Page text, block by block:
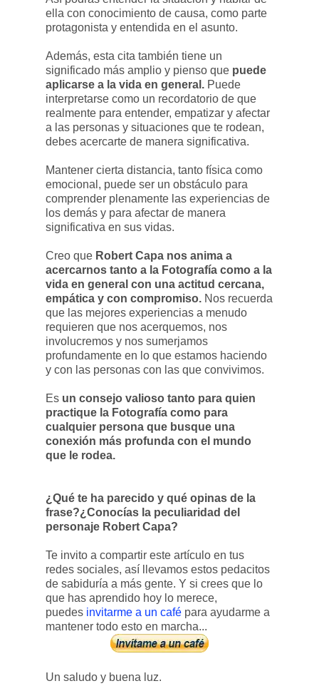
ella con conocimiento de causa, como parte
protagonista y entendida en el asunto.
Además, esta cita también tiene un
significado más amplio y pienso que puede
aplicarse a la vida en general. Puede
interpretarse como un recordatorio de que
realmente para entender, empatizar y afectar
a las personas y situaciones que te rodean,
debes acercarte de manera significativa.
Mantener cierta distancia, tanto física como
emocional, puede ser un obstáculo para
comprender plenamente las experiencias de
los demás y para afectar de manera
significativa en sus vidas.
Creo que Robert Capa nos anima a
acercarnos tanto a la Fotografía como a la
vida en general con una actitud cercana,
empática y con compromiso. Nos recuerda
que las mejores experiencias a menudo
requieren que nos acerquemos, nos
involucremos y nos sumerjamos
profundamente en lo que estamos haciendo
y con las personas con las que convivimos.
Es un consejo valioso tanto para quien
practique la Fotografía como para
cualquier persona que busque una
conexión más profunda con el mundo
que le rodea.
¿Qué te ha parecido y qué opinas de la
frase?¿Conocías la peculiaridad del
personaje Robert Capa?
Te invito a compartir este artículo en tus
redes sociales, así llevamos estos pedacitos
de sabiduría a más gente. Y si crees que lo
que has aprendido hoy lo merece,
puedes invitarme a un café para ayudarme a
mantener todo esto en marcha...
Un saludo y buena luz.